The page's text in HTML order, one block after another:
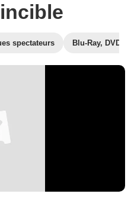
spectateurs Blu-Ray, DVD